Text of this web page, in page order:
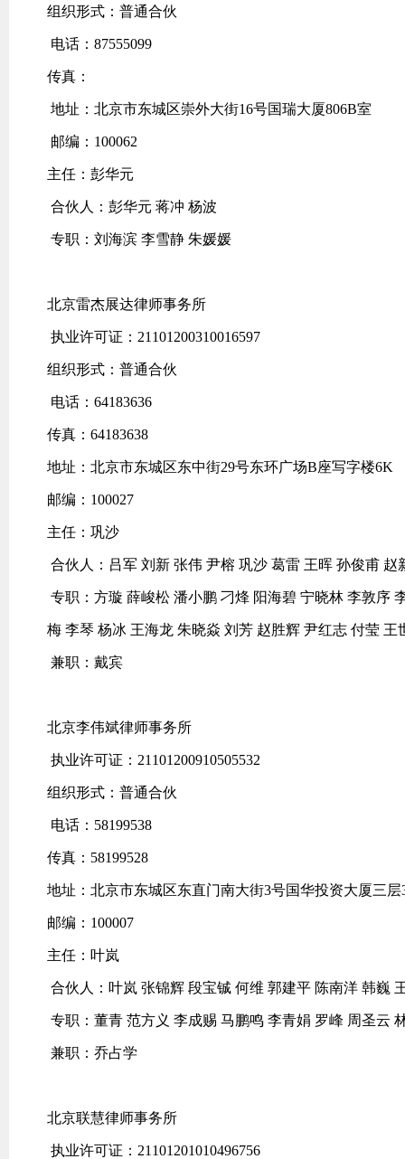
组织形式：普通合伙
电话：87555099
传真：
地址：北京市东城区崇外大街16号国瑞大厦806B室
邮编：100062
主任：彭华元
合伙人：彭华元 蒋冲 杨波
专职：刘海滨 李雪静 朱媛媛
北京雷杰展达律师事务所
执业许可证：21101200310016597
组织形式：普通合伙
电话：64183636
传真：64183638
地址：北京市东城区东中街29号东环广场B座写字楼6K
邮编：100027
主任：巩沙
合伙人：吕军 刘新 张伟 尹榕 巩沙 葛雷 王晖 孙俊甫 赵
专职：方璇 薛峻松 潘小鹏 刁烽 阳海碧 宁晓林 李敦序
梅 李琴 杨冰 王海龙 朱晓焱 刘芳 赵胜辉 尹红志 付莹 王
兼职：戴宾
北京李伟斌律师事务所
执业许可证：21101200910505532
组织形式：普通合伙
电话：58199538
传真：58199528
地址：北京市东城区东直门南大街3号国华投资大厦三层
邮编：100007
主任：叶岚
合伙人：叶岚 张锦辉 段宝铖 何维 郭建平 陈南洋 韩巍
专职：董青 范方义 李成赐 马鹏鸣 李青娟 罗峰 周圣云
兼职：乔占学
北京联慧律师事务所
执业许可证：21101201010496756